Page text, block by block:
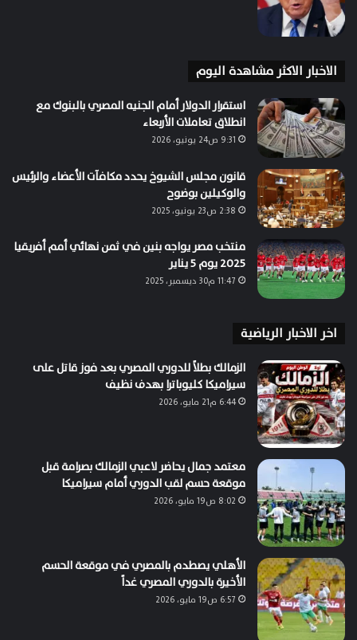
الاخبار الاكثر مشاهدة اليوم
استقرار الدولار أمام الجنيه المصري بالبنوك مع
انطلاق تعاملات الأربعاء
9:31 ص24 يونيو، 2026
قانون مجلس الشيوخ يحدد مكافآت الأعضاء والرئيس
والوكيلين بوضوح
2:38 ص23 يونيو، 2025
منتخب مصر يواجه بنين في ثمن نهائي أمم أفريقيا
2025 يوم 5 يناير
11:47 م30 ديسمبر، 2025
اخر الاخبار الرياضية
الزمالك بطلاً للدوري المصري بعد فوز قاتل على
سيراميكا كليوباترا بهدف نظيف
6:44 م21 مايو، 2026
معتمد جمال يحاضر لاعبي الزمالك بصرامة قبل
موقعة حسم لقب الدوري أمام سيراميكا
8:02 ص19 مايو، 2026
الأهلي يصطدم بالمصري في موقعة الحسم
الأخيرة بالدوري المصري غداً
6:57 ص19 مايو، 2026